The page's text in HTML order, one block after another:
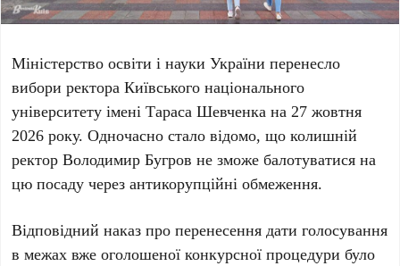
Міністерство освіти і науки України перенесло
вибори ректораКиївського національного
університету імені Тараса Шевченка на27 жовтня
2026 року. Одночасно стало відомо, що колишній
ректорВолодимир Бугров не зможе балотуватися на
цю посаду через антикорупційні обмеження.
Відповідний наказ про перенесення дати голосування
в межах вже оголошеної конкурсної процедури було